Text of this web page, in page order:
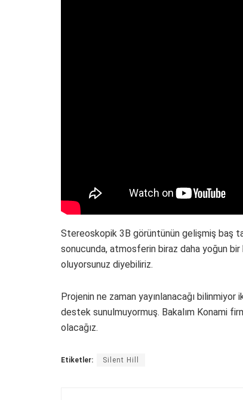
Stereoskopik 3B görüntünün gelişmiş baş
sonucunda, atmosferin biraz daha yoğun
oluyorsunuz diyebiliriz.
Projenin ne zaman yayınlanacağı
destek sunulmuyormuş. Bakalım Konami
olacağız.
Etiketler: Silent Hill